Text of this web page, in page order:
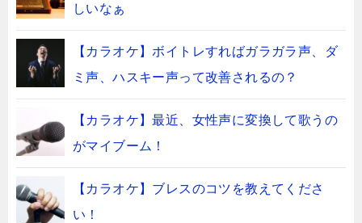
しいなぁ
【カラオケ】ボイトレすればガラガラ声、ダ
ミ声、ハスキー声って改善されるの？
【カラオケ】最近、女性声に変換して歌うの
がマイブーム！
【カラオケ】ブレスのコツを教えてくださ
い！